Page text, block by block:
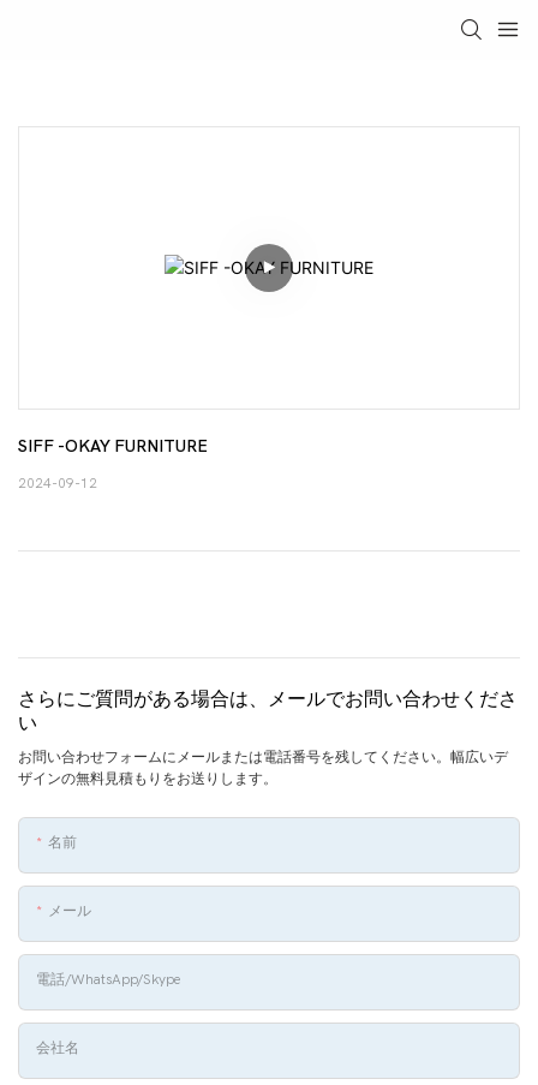
SIFF -OKAY FURNITURE
2024-09-12
さらにご質問がある場合は、メールでお問い合わせくださ
い
お問い合わせフォームにメールまたは電話番号を残してください。幅広いデ
ザインの無料見積もりをお送りします。
名前
メール
電話/WhatsApp/Skype
会社名